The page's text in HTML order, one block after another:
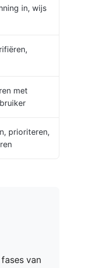
in, wijs
met
prioriteren,
van